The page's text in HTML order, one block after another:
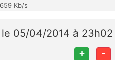
659 Kb/s
le 05/04/2014 à 23h02
+ -